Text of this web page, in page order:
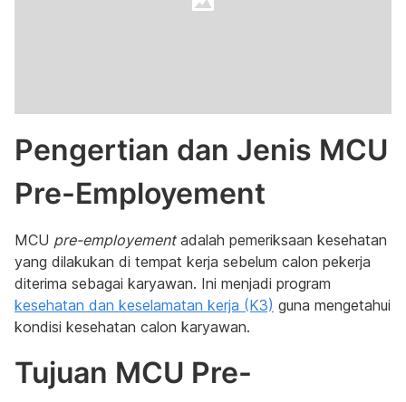
Pengertian dan Jenis MCU
Pre-Employement
MCU pre-employementadalah pemeriksaan kesehatan
yang dilakukan di tempat kerja sebelum calon pekerja
diterima sebagai karyawan. Ini menjadi program
kesehatan dan keselamatan kerja (K3) guna mengetahui
kondisi kesehatan calon karyawan.
Tujuan MCU Pre-